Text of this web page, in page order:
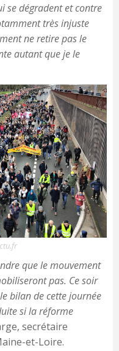
se dégradent et contre
très injuste
ne retire pas le
autant que je le
que le mouvement
pas. Ce soir
bilan de cette journée
si la réforme
secrétaire
et-Loire.